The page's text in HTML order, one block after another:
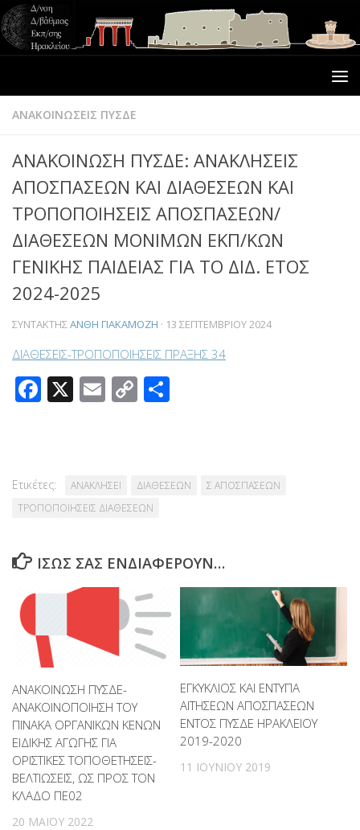
ΑΝΑΚΟΙΝΩΣΕΙΣ ΠΥΣΔΕ
ΑΝΑΚΟΙΝΩΣΗ ΠΥΣΔΕ: ΑΝΑΚΛΗΣΕΙΣ
ΑΠΟΣΠΑΣΕΩΝ ΚΑΙ ΔΙΑΘΕΣΕΩΝ ΚΑΙ
ΤΡΟΠΟΠΟΙΗΣΕΙΣ ΑΠΟΣΠΑΣΕΩΝ/
ΔΙΑΘΕΣΕΩΝ ΜΟΝΙΜΩΝ ΕΚΠ/ΚΩΝ
ΓΕΝΙΚΗΣ ΠΑΙΔΕΙΑΣ ΓΙΑ ΤΟ ΔΙΔ. ΕΤΟΣ
2024-2025
ΣΥΝΤΆΚΤΗΣΑΝΘΗ ΓΙΑΚΑΜΟΖΗ · 13 ΣΕΠΤΕΜΒΡΊΟΥ 2024
ΔΙΑΘΕΣΕΙΣ-ΤΡΟΠΟΠΟΙΗΣΕΙΣ ΠΡΑΞΗΣ 34
Facebook
X Email
Copy
Ετικέτες: ΑΝΑΚΛΗΣΕΙ ΔΙΑΘΕΣΕΩΝ
Σ ΑΠΟΣΠΑΣΕΩΝ
ΤΡΟΠΟΠΟΙΗΣΕΙΣ ΔΙΑΘΕΣΕΩΝ
ΊΣΩΣ ΣΑΣ ΕΝΔΙΑΦΈΡΟΥΝ…
ΑΝΑΚΟΙΝΩΣΗ ΠΥΣΔΕ-
ΑΝΑΚΟΙΝΟΠΟΙΗΣΗ ΤΟΥ
ΠΙΝΑΚΑ ΟΡΓΑΝΙΚΩΝ ΚΕΝΩΝ
ΕΙΔΙΚΗΣ ΑΓΩΓΗΣ ΓΙΑ
ΟΡΙΣΤΙΚΕΣ ΤΟΠΟΘΕΤΗΣΕΙΣ-
ΒΕΛΤΙΩΣΕΙΣ, ΩΣ ΠΡΟΣ ΤΟΝ
ΚΛΑΔΟ ΠΕ02
20 ΜΑΪ́ΟΥ 2022
ΕΓΚΥΚΛΙΟΣ ΚΑΙ ΕΝΤΥΠΑ
ΑΙΤΗΣΕΩΝ ΑΠΟΣΠΑΣΕΩΝ
ΕΝΤΟΣ ΠΥΣΔΕ ΗΡΑΚΛΕΙΟΥ
2019-2020
11 ΙΟΥΝΊΟΥ 2019